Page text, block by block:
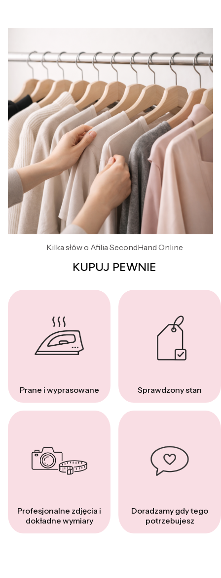
Kilka słów o Afilia SecondHand Online
KUPUJ PEWNIE
Prane i wyprasowane Sprawdzony stan
Profesjonalne zdjęcia i
dokładne wymiary
Doradzamy gdy tego
potrzebujesz